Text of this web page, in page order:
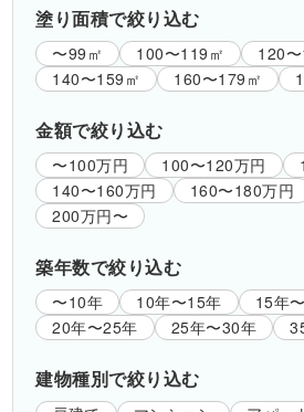
塗り面積で絞り込む
〜99㎡ 100〜119㎡
120
140〜159㎡
160〜179㎡
金額で絞り込む
〜100万円 100〜120万円
140〜160万円
160〜180万円
200万円〜
築年数で絞り込む
〜10年 10年〜15年
15年
20年〜25年
25年〜30年
建物種別で絞り込む